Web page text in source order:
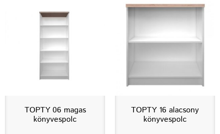
TOPTY 06 magas
könyvespolc
TOPTY 16 alacsony
könyvespolc